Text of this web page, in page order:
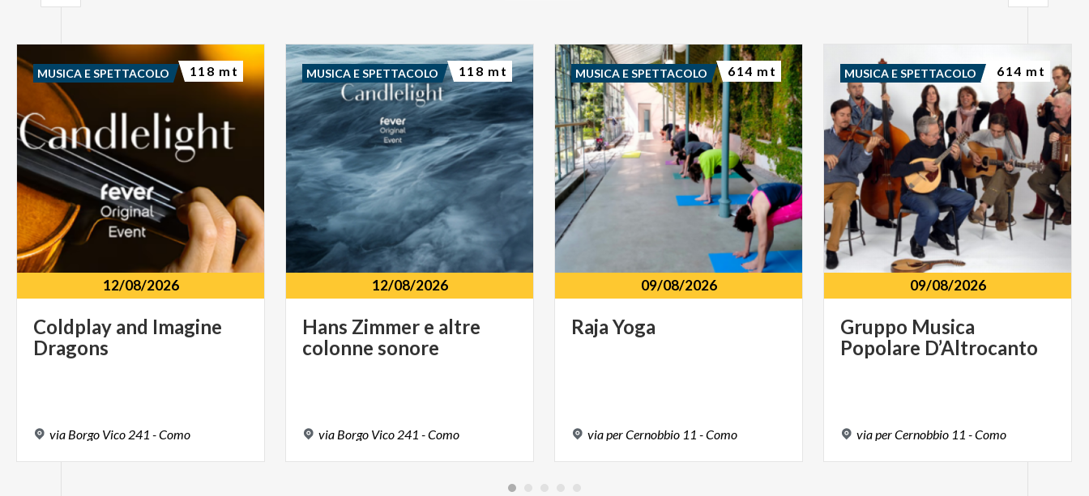
12/08/2026
Coldplay and Imagine
Dragons
via Borgo Vico 241 -Como
MUSICA E SPETTACOLO 118 mt
12/08/2026
Hans Zimmer e altre
colonne sonore
via Borgo Vico 241 -Como
MUSICA E SPETTACOLO 118 mt
09/08/2026
Raja Yoga
viaperCernobbio 11 -Como
MUSICA E SPETTACOLO 614 mt
09/08/2026
Gruppo Musica
Popolare D’Altrocanto
viaperCernobbio 11 -Como
MUSICA E SPETTACOLO 614 mt